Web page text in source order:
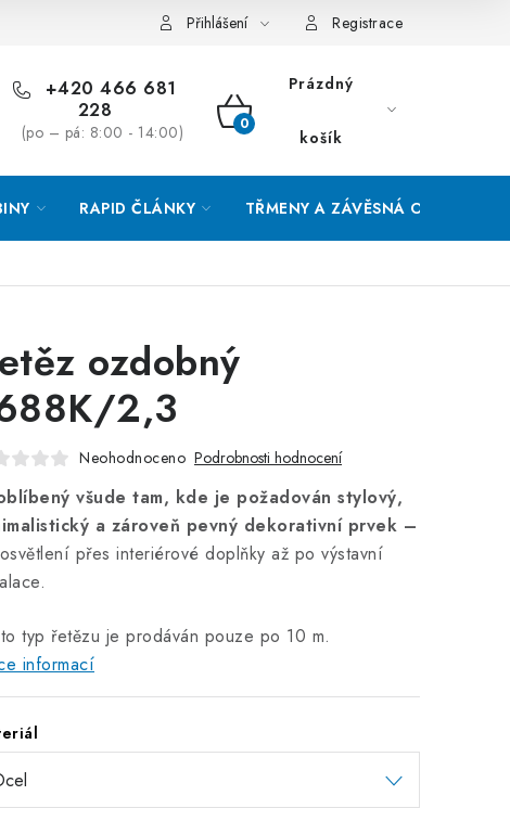
Přihlášení Registrace
+420 466 681
228
(po – pá: 8:00 - 14:00)
NÁKUPNÍ
Prázdný
košík
RAPID ČLÁNKY TŘMENY A ZÁVĚSNÁ OKA
ozdobný
2,3
Neohodnoceno Podrobnosti hodnocení
všude tam, kde je požadován stylový,
a zároveň pevný dekorativní prvek –
přes interiérové doplňky až po výstavní
typ řetězu je prodáván pouze po 10 m.
informací